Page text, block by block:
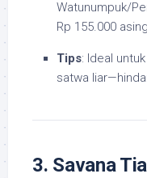
Watunumpuk/
Rp 155.000
Tips: Ideal
satwa
3. Savana